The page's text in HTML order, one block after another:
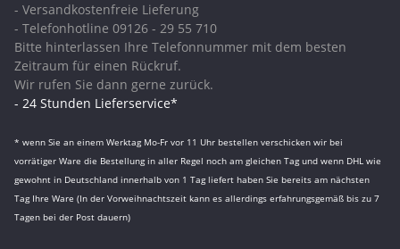
- Versandkostenfreie Lieferung
- Telefonhotline 09126 - 29 55 710
Bitte hinterlassen Ihre Telefonnummer mit dem besten
Zeitraum für einen Rückruf.
Wir rufen Sie dann gerne zurück.
- 24 Stunden Lieferservice*
* wenn Sie an einem Werktag Mo-Fr vor 11 Uhr bestellen verschicken wir bei
vorrätiger Ware die Bestellung in aller Regel noch am gleichen Tag und wenn DHL wie
gewohnt in Deutschland innerhalb von 1 Tag liefert haben Sie bereits am nächsten
Tag Ihre Ware (In der Vorweihnachtszeit kann es allerdings erfahrungsgemäß bis zu 7
Tagen bei der Post dauern)